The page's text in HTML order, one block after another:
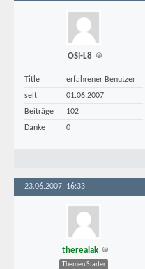
OSI-L8
Title
erfahrener Benutzer
seit
01.06.2007
Beiträge
102
Danke
0
23.06.2007, 16:33
therealak
Themen Starter